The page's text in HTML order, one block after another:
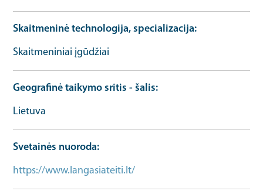
Skaitmeninė technologija, specializacija
Skaitmeniniai įgūdžiai
Geografinė taikymo sritis - šalis
Lietuva
Svetainės nuoroda
https://www.langasiateiti.lt/